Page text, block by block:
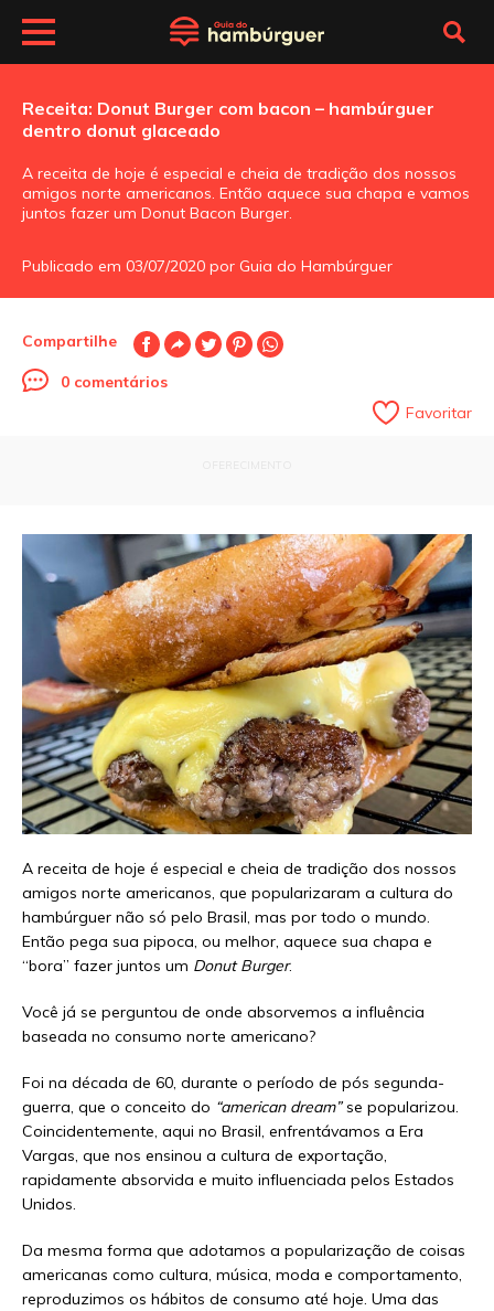
Receita: Donut Burger com bacon – hambúrguer
dentro donut glaceado
A receita de hoje é especial e cheia de tradição dos nossos
amigos norte americanos. Então aquece sua chapa e vamos
juntos fazer um Donut Bacon Burger.
Publicado em 03/07/2020 por Guia do Hambúrguer
Compartilhe
0 comentários
Favoritar
A receita de hoje é especial e cheia de tradição dos nossos
amigos norte americanos, que popularizaram a cultura do
hambúrguer não só pelo Brasil, mas por todo o mundo.
Então pega sua pipoca, ou melhor, aquece sua chapa e
“bora” fazer juntos um Donut Burger.
Você já se perguntou de onde absorvemos a influência
baseada no consumo norte americano?
Foi na década de 60, durante o período de pós segunda-
guerra, que o conceito do “american dream”se popularizou.
Coincidentemente, aqui no Brasil, enfrentávamos a Era
Vargas, que nos ensinou a cultura de exportação,
rapidamente absorvida e muito influenciada pelos Estados
Unidos.
Da mesma forma que adotamos a popularização de coisas
americanas como cultura, música, moda e comportamento,
reproduzimos os hábitos de consumo até hoje. Uma das